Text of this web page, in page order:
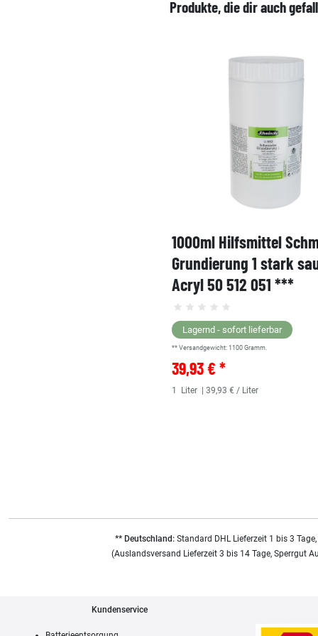
Produkte, die dir auch
1000ml Hilfsmittel
Grundierung 1 stark
Acryl 50 512 051 ***
Lagernd - sofort lieferbar
** Versandgewicht: 1100 Gramm.
39,93 € *
1 Liter | 39,93 € / Liter
** Deutschland:Standard DHL Lieferzeit 1 bis 3
(Auslandsversand Lieferzeit 3 bis 14 Tage, Sperrgut
Kundenservice